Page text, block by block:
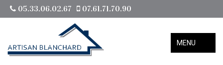
05.33.06.02.67 07.61.71.70.90
MENU